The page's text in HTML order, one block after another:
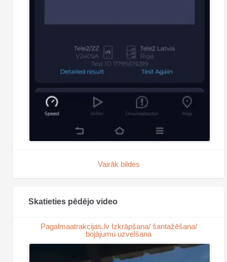
Vairāk bildes
Skatieties pēdējo video
Pagalmaatrakcijas.lv Izkrāpšana/ šantažēšana/
bojājumu uzvelšana